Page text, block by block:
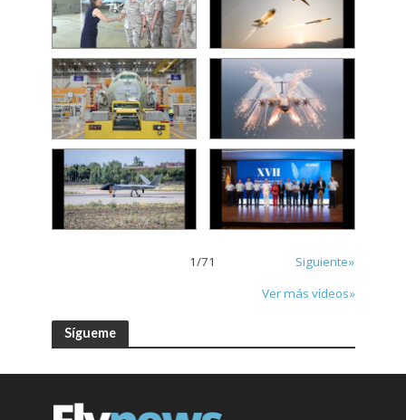
1/71
Siguiente»
Ver más vídeos»
Sígueme